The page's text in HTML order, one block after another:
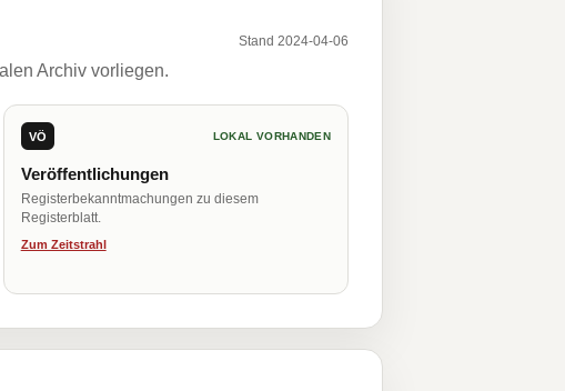
Stand 2024-04-06
Archiv vorliegen.
VÖ LOKAL VORHANDEN
Veröffentlichungen
Registerbekanntmachungen zu diesem
Registerblatt.
Zum Zeitstrahl